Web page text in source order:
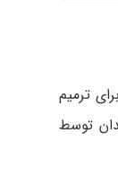
ترمیم
توسط